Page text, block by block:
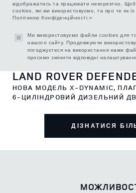
відображатись та працювати некоректно.
cookies, які ми використовуємо, та про те як
Політикою Конфіденційності.»
Ми використовуємо файли cookies для
нашого сайту. Продовжуючи
погоджуєтеся на використання нами
просимо змінити відповідні
LAND ROVER
НОВА МОДЕЛЬ X-DYNAMIC,
6-ЦИЛІНДРОВИЙ ДИЗЕЛЬНИЙ
ДІЗНАТИСЯ